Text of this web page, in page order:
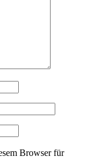
Browser für